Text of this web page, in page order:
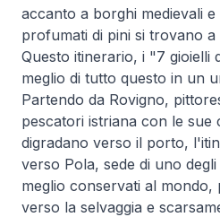
accanto a borghi medievali e
profumati di pini si trovano a
Questo itinerario, i "7 gioielli
meglio di tutto questo in un
Partendo da Rovigno,
pescatori istriana con le sue
digradano verso il porto,
verso Pola, sede di uno
meglio conservati al
verso la selvaggia e